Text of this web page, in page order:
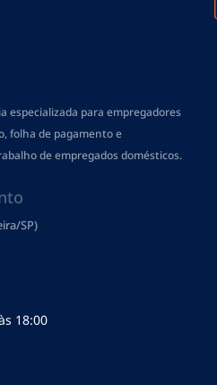
especializada para empregadores
folha de pagamentoe
de empregados domésticos.
SP)
18:00